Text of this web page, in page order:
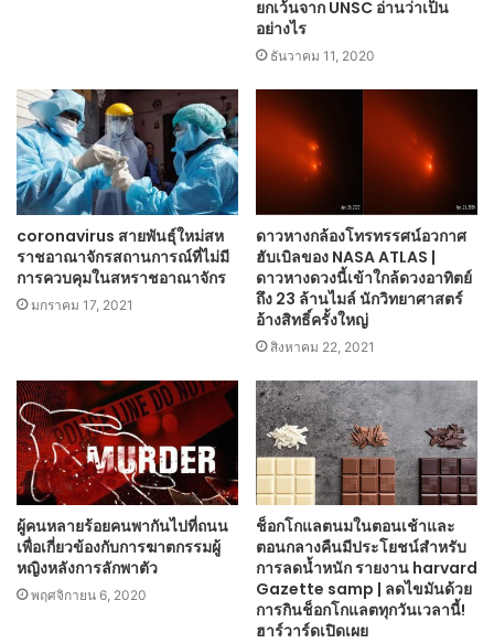
ยกเว้นจาก UNSC อ่านว่าเป็น
อย่างไร
ธันวาคม 11, 2020
coronavirus สายพันธุ์ใหม่สห
ราชอาณาจักรสถานการณ์ที่ไม่มี
การควบคุมในสหราชอาณาจักร
มกราคม 17, 2021
ดาวหางกล้องโทรทรรศน์อวกาศ
ฮับเบิลของ NASA ATLAS |
ดาวหางดวงนี้เข้าใกล้ดวงอาทิตย์
ถึง 23 ล้านไมล์ นักวิทยาศาสตร์
อ้างสิทธิ์ครั้งใหญ่
สิงหาคม 22, 2021
ผู้คนหลายร้อยคนพากันไปที่ถนน
เพื่อเกี่ยวข้องกับการฆาตกรรมผู้
หญิงหลังการลักพาตัว
พฤศจิกายน 6, 2020
ช็อกโกแลตนมในตอนเช้าและ
ตอนกลางคืนมีประโยชน์สำหรับ
การลดน้ำหนัก รายงาน harvard
Gazette samp | ลดไขมันด้วย
การกินช็อกโกแลตทุกวันเวลานี้!
ฮาร์วาร์ดเปิดเผย